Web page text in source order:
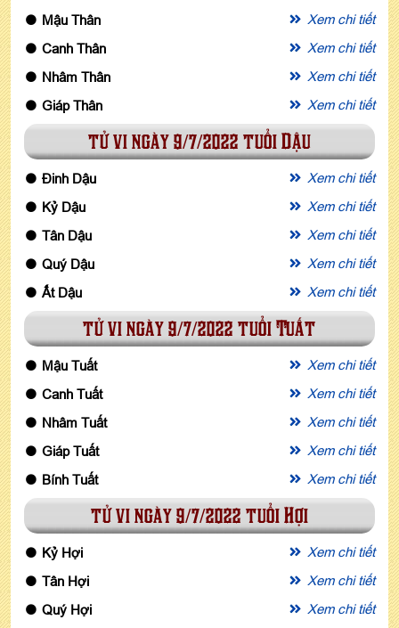
Mậu Thân
Xem chi tiết
Canh Thân
Xem chi tiết
Nhâm Thân
Xem chi tiết
Giáp Thân
Xem chi tiết
tử vi ngày 9/7/2022 tuổi Dậu
Đinh Dậu
Xem chi tiết
Kỷ Dậu
Xem chi tiết
Tân Dậu
Xem chi tiết
Quý Dậu
Xem chi tiết
Ất Dậu
Xem chi tiết
tử vi ngày 9/7/2022 tuổi Tuất
Mậu Tuất
Xem chi tiết
Canh Tuất
Xem chi tiết
Nhâm Tuất
Xem chi tiết
Giáp Tuất
Xem chi tiết
Bính Tuất
Xem chi tiết
tử vi ngày 9/7/2022 tuổi Hợi
Kỷ Hợi
Xem chi tiết
Tân Hợi
Xem chi tiết
Quý Hợi
Xem chi tiết